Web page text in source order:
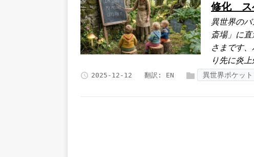
修化 ス
異世界の
斎場」に
さまです
り先に炎
2025-12-12 翻訳: EN 異世界ポケット